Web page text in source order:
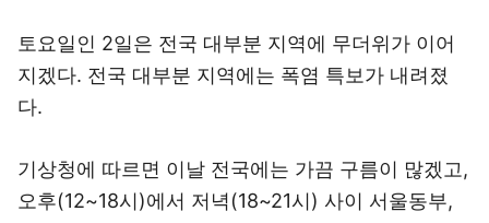
토요일인 2일은 전국 대부분 지역에 무더위가 이어
지겠다. 전국 대부분 지역에는 폭염 특보가 내려졌
다.
기상청에 따르면 이날 전국에는 가끔 구름이 많겠고,
오후(12~18시)에서 저녁(18~21시) 사이 서울동부,